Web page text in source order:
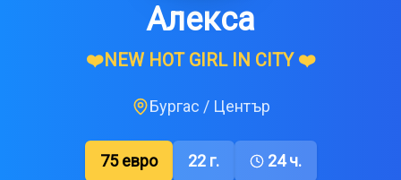
Алекса
❤️NEW HOT GIRL IN CITY ❤️
Бургас / Център
75евро 22г. 24 ч.